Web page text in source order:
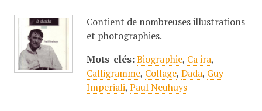
Contient de nombreuses illustrations
et photographies.
Mots-clés: Biographie, Ca ira,
Calligramme, Collage, Dada, Guy
Imperiali, Paul Neuhuys